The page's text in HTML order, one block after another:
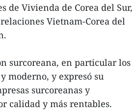
de Vivienda de Corea del Sur,
Vietnam-Corea del
surcoreana, en particular los
moderno, y expresó su
surcoreanas y
calidad y más rentables.